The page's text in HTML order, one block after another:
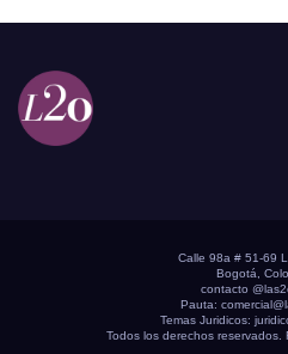
Calle 98a # 51-69
Bogotá,
contacto
Pauta:
Temas Juridicos:
Todos los derechos reservados.